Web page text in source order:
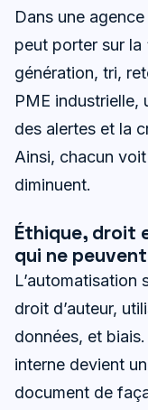
Dans une
peut porter sur la
génération, tri,
PME industrielle,
des alertes et la
Ainsi, chacun
diminuent.
Éthique, droit
qui ne
L’automatisation
droit d’auteur,
données, et
interne devient
document de